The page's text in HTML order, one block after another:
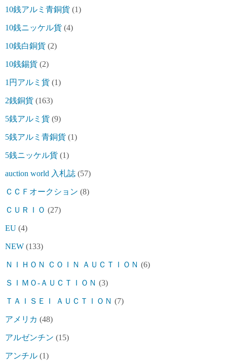
10銭アルミ青銅貨 (1)
10銭ニッケル貨 (4)
10銭白銅貨 (2)
10銭錫貨 (2)
1円アルミ貨 (1)
2銭銅貨 (163)
5銭アルミ貨 (9)
5銭アルミ青銅貨 (1)
5銭ニッケル貨 (1)
auction world 入札誌 (57)
ＣＣＦオークション (8)
ＣＵＲＩＯ (27)
EU (4)
NEW (133)
ＮＩＨＯＮ ＣＯＩＮ ＡＵＣＴＩＯＮ (6)
ＳＩＭＯ-ＡＵＣＴＩＯＮ (3)
ＴＡＩＳＥＩ ＡＵＣＴＩＯＮ (7)
アメリカ (48)
アルゼンチン (15)
アンチル (1)